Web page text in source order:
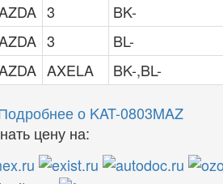
3 BK-
3 BL-
AXELA BK-,BL-
о KAT-0803MAZ
цену на: